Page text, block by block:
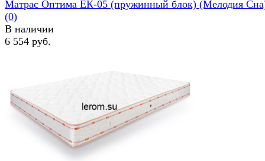
избранное сравнить
Матрас Оптима ЕК-05 (пружинный блок) (Мелодия
(0)
В наличии
6 554 руб.